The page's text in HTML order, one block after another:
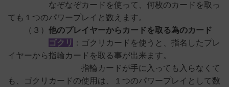
なぞなぞカードを使って、何枚のカードを取っ
ても１つのパワープレイと数えます。
（３） 他のプレイヤーからカードを取る為のカード
ゴクリ
：ゴクリカードを使うと、指名したプレ
イヤーから指輪カードを取る事が出来ます。
指輪カードが手に入っても入らなくて
も、ゴクリカードの使用は、１つのパワープレイとして数